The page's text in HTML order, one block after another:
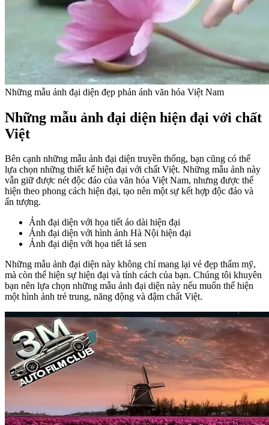
Những mẫu ảnh đại diện đẹp phản ánh văn hóa Việt Nam
Những mẫu ảnh đại diện hiện đại với chất
Việt
Bên cạnh những mẫu ảnh đại diện truyền thống, bạn cũng có thể
lựa chọn những thiết kế hiện đại với chất Việt. Những mẫu ảnh này
vẫn giữ được nét độc đáo của văn hóa Việt Nam, nhưng được thể
hiện theo phong cách hiện đại, tạo nên một sự kết hợp độc đáo và
ấn tượng.
Ảnh đại diện với họa tiết áo dài hiện đại
Ảnh đại diện với hình ảnh Hà Nội hiện đại
Ảnh đại diện với họa tiết lá sen
Những mẫu ảnh đại diện này không chỉ mang lại vẻ đẹp thẩm mỹ,
mà còn thể hiện sự hiện đại và tính cách của bạn. Chúng tôi khuyên
bạn nên lựa chọn những mẫu ảnh đại diện này nếu muốn thể hiện
một hình ảnh trẻ trung, năng động và đậm chất Việt.